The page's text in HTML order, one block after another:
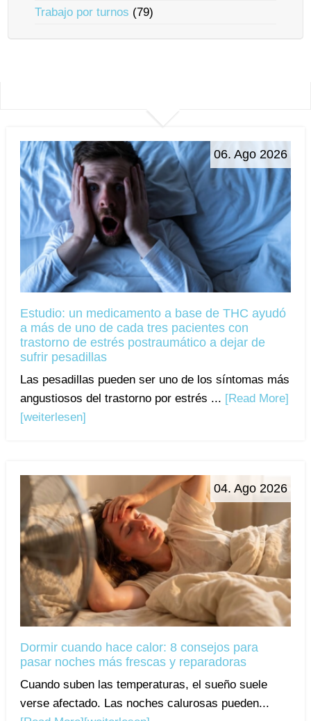
Trabajo por turnos (79)
06. Ago 2026
Estudio: un medicamento a base de THC ayudó
a más de uno de cada tres pacientes con
trastorno de estrés postraumático a dejar de
sufrir pesadillas
Las pesadillas pueden ser uno de los síntomas más
angustiosos del trastorno por estrés ... [Read More]
[weiterlesen]
04. Ago 2026
Dormir cuando hace calor: 8 consejos para
pasar noches más frescas y reparadoras
Cuando suben las temperaturas, el sueño suele
verse afectado. Las noches calurosas pueden...